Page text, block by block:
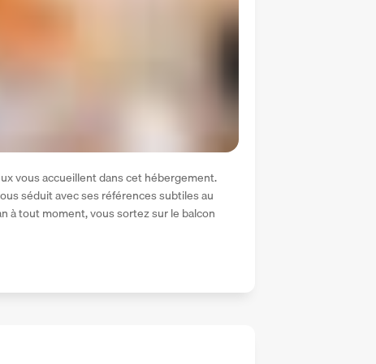
vous accueillent dans cet hébergement.
séduit avec ses références subtiles au
à tout moment, vous sortez sur le balcon